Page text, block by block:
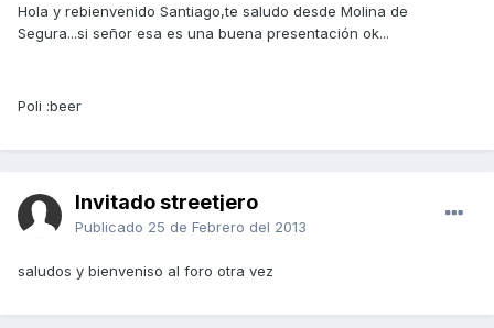
Hola y rebienvenido Santiago,te saludo desde Molina de
Segura...si señor esa es una buena presentación ok...
Poli :beer
Invitado streetjero
Publicado 25 de Febrero del 2013
saludos y bienveniso al foro otra vez